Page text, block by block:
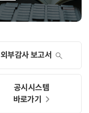
외부감사 보고서
공시시스템
바로가기